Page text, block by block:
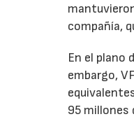
compañía,
En el plano
embargo,
95 millones